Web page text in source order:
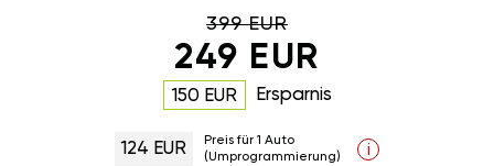
399 EUR
249 EUR
150 EUR Ersparnis
124 EUR
Preis für 1 Auto
(Umprogrammierung)
i